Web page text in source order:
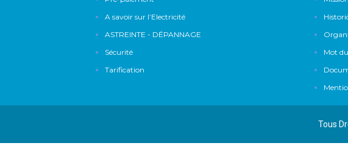
A savoir sur l’Electricité
ASTREINTE - DÉPANNAGE
Sécurité
Tarification
Mot
Tous